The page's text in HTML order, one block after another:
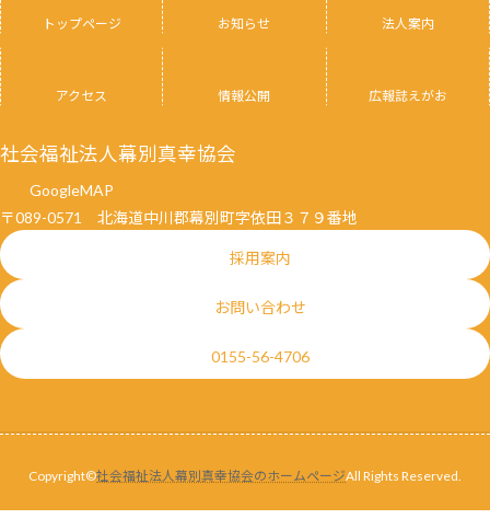
トップページ お知らせ 法人案内
アクセス 情報公開 広報誌えがお
社会福祉法人幕別真幸協会
GoogleMAP
〒089-0571 北海道中川郡幕別町字依田３７９番地
採用案内
お問い合わせ
0155-56-4706
Copyright©社会福祉法人幕別真幸協会のホームページAll Rights Reserved.